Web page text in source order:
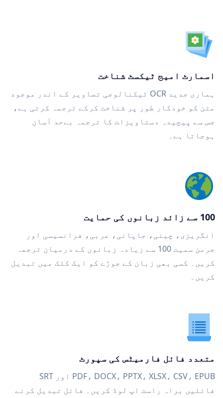
اسمارٹ امیج ٹیکسٹ شناخت
ہماری جدید OCR ٹیکنالوجی تصاویر کے اندر موجود
متن کو خودکار طور پر شناخت کرکے ترجمہ کرتی ہے،
جس سے پیچیدہ دستاویزات کا ترجمہ بےحد آسان
ہوجاتا ہے۔
100 سے زائد زبانوں کی حمایت
انگریزی، چینی، جاپانی، عربی، فرانسیسی اور
جرمن سمیت 100 سے زیادہ زبانوں کے درمیان ترجمہ
کریں۔ کسی بھی زبان کے جوڑے کو ایک کلک میں تبدیل
کریں۔
متعدد فائل فارمیٹس کی سپورٹ
PDF، DOCX، PPTX، XLSX، CSV، EPUB اور SRT
فائلیں براہ راست اپ لوڈ کریں۔ فائل تبدیل کرنے